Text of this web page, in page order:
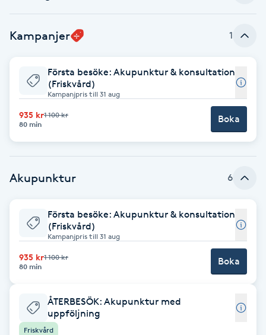
Bambumassage
Barber
Barnklippning
Blowout
Bottenfärg
Brynformning
Brynfärgning
Kampanjer 1
Första besöke: Akupunktur & konsultation
(Friskvård)
Kampanjpris till 31 aug
935 kr1 100 kr
80 min
Boka
Akupunktur 6
Första besöke: Akupunktur & konsultation
(Friskvård)
Kampanjpris till 31 aug
935 kr1 100 kr
80 min
Boka
ÅTERBESÖK: Akupunktur med
uppföljning
Friskvård